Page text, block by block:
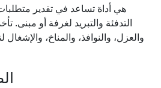
التدفئة والتبريد لغرفة أو مبنى.
والعزل، والنوافذ، والمناخ،